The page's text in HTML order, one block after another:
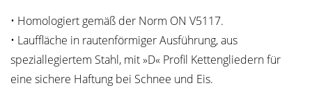
• Homologiert gemäß der Norm ON V5117.
• Lauffläche in rautenförmiger Ausführung, aus
speziallegiertem Stahl, mit »D« Profil Kettengliedern für
eine sichere Haftung bei Schnee und Eis.